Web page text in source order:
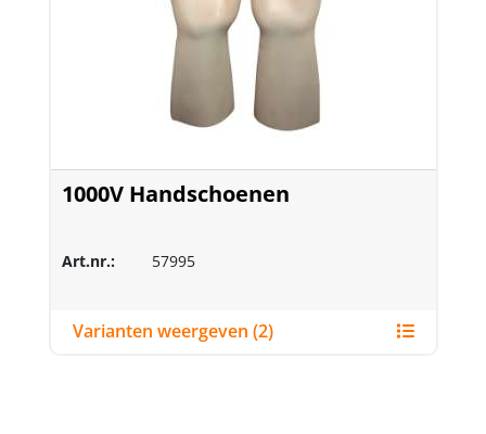
1000V Handschoenen
Art.nr.: 57995
Varianten weergeven (2)